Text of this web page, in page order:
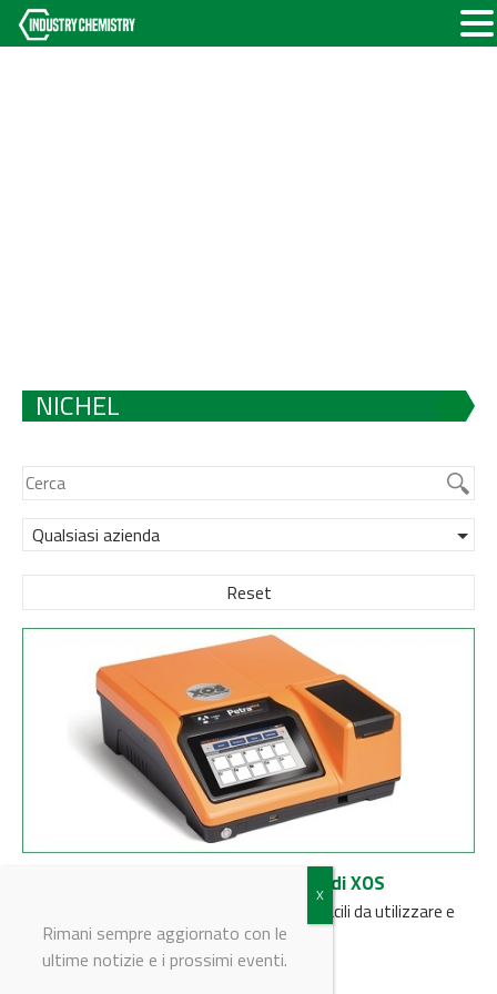
NICHEL
Qualsiasi azienda
Reset
Gli analizzatori a raggi X PETRA MAX di XOS
Gli analizzatori a raggi X PETRA MAX sono facili da utilizzare e
consentono di effettuare test rapidi
Rimani sempre aggiornato con le
ultime notizie e i prossimi eventi.